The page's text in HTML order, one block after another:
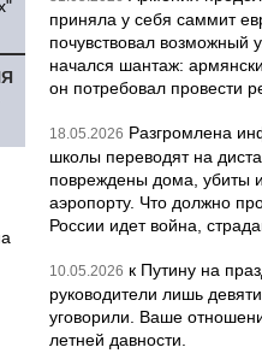
приняла у себя саммит
почувствовал возможный
начался шантаж:
он потребовал провести
18.05.2026 Разгромлена
школы переводят на
повреждены дома, убиты
аэропорту. Что должно
России идет война,
10.05.2026 к Путину на
руководители лишь
уговорили. Ваше
летней давности.